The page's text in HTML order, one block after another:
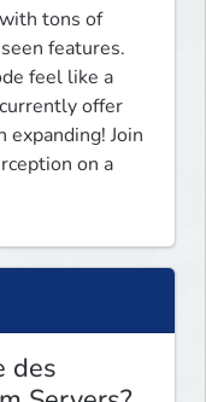
tons of
features.
feel like a
offer
expanding! Join
on a
des